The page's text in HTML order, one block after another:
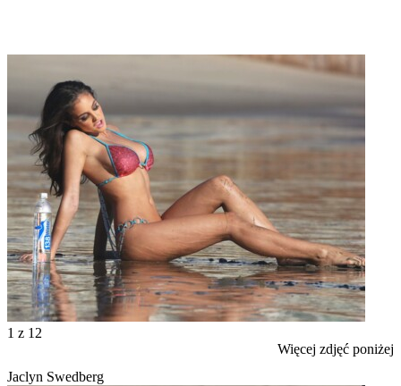
1 z 12
Więcej zdjęć poniżej
Jaclyn Swedberg